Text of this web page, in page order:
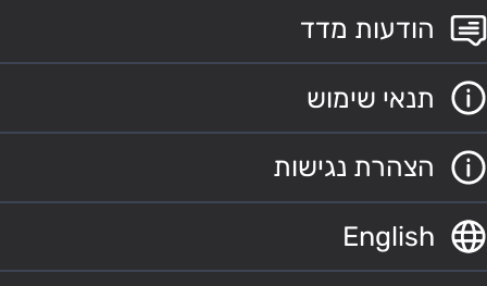
הודעות מדד
תנאי שימוש
הצהרת נגישות
English